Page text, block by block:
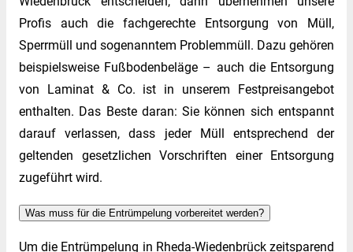
Profis auch die fachgerechte Entsorgung von Müll,
Sperrmüll und sogenanntem Problemmüll. Dazu gehören
beispielsweise Fußbodenbeläge – auch die Entsorgung
von Laminat & Co. ist in unserem Festpreisangebot
enthalten. Das Beste daran: Sie können sich entspannt
darauf verlassen, dass jeder Müll entsprechend der
geltenden gesetzlichen Vorschriften einer Entsorgung
zugeführt wird.
Was muss für die Entrümpelung vorbereitet werden?
Um die Entrümpelung in Rheda-Wiedenbrück zeitsparend